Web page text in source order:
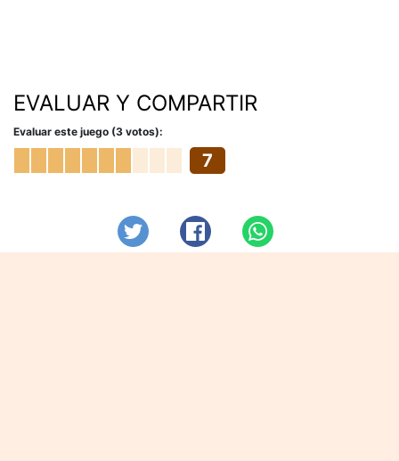
EVALUAR Y COMPARTIR
Evaluar este juego (3 votos):
7